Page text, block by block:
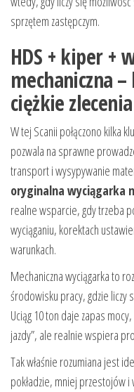
sprzętem zastępczym.
HDS + kiper +
mechaniczna
ciężkie zlecenia
W tej Scanii połączono kilka
pozwala na sprawne
transport i wysypywanie
oryginalna wyciągarka
realne wsparcie, gdy trzeba
wyciąganiu, korektach
warunkach.
Mechaniczna wyciągarka to
środowisku pracy, gdzie liczy
Uciąg 10 ton daje zapas
jazdy”, ale realnie wspiera
Tak właśnie rozumiana jest
pokładzie, mniej przestojów